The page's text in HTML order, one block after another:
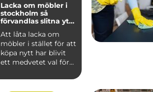
Lacka om möbler i
stockholm så
förvandlas slitna ytor
Att låta lacka om
möbler i stället för att
köpa nytt har blivit
ett medvetet val för